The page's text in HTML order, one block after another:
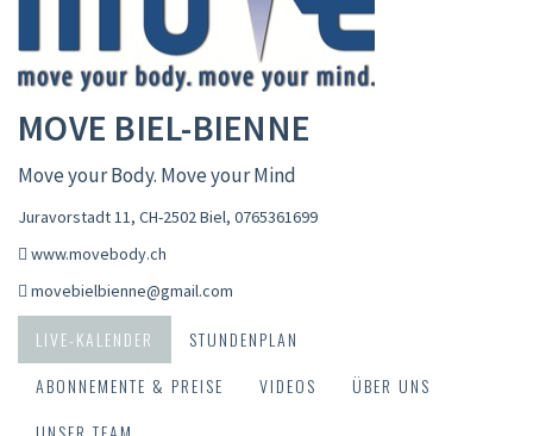
MOVE BIEL-BIENNE
Move your Body. Move your Mind
Juravorstadt 11, CH-2502 Biel, 0765361699
www.movebody.ch
movebielbienne@gmail.com
LIVE-KALENDER
STUNDENPLAN
ABONNEMENTE & PREISE
VIDEOS
ÜBER UNS